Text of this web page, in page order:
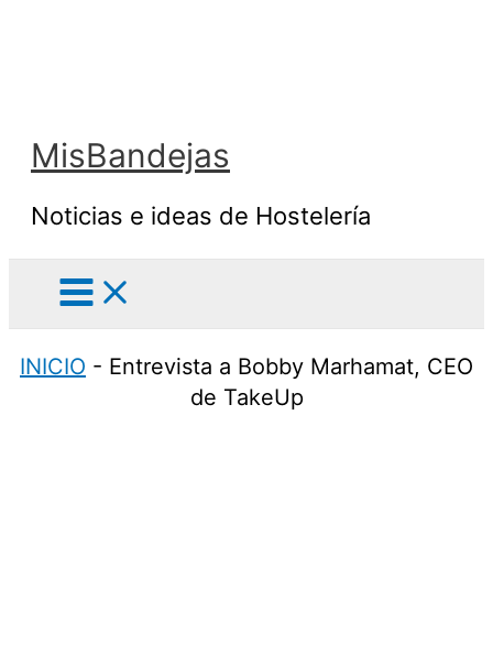
MisBandejas
Noticias e ideas de Hostelería
INICIO - Entrevista a Bobby Marhamat, CEO
de TakeUp